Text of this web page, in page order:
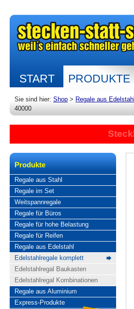
START PRODUKTE
Sie sind hier: Shop > Regale aus Edelstahl
40000
Produkte
Regale aus Stahl
Regale im Set
Weitspannregale
Regale für Büros
Regale für hohe Belastung
Regale für Reifen
Regale aus Edelstahl
Edelstahlregale komplett
Edelstahlregal Baukasten
Edelstahlregal Kombinationen
Regale aus Aluminium
Express-Produkte